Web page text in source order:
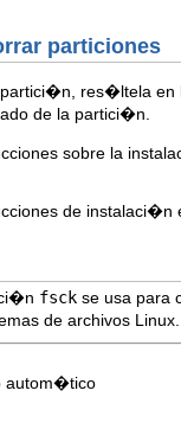
particiones
partici�n, res�ltela
de la partici�n.
sobre la
de instalaci�n
fsck se usa para
de archivos Linux.
autom�tico